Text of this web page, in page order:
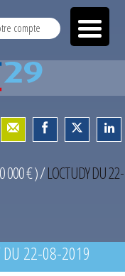
compte
000 € )/LOCTUDY DU 22-
DU 22-08-2019